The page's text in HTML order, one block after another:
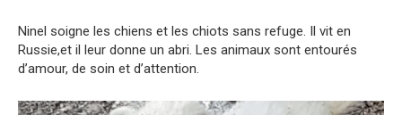
Ninel soigne les chiens et les chiots sans refuge. Il vit en
Russie,et il leur donne un abri. Les animaux sont entourés
d’amour, de soin et d’attention.